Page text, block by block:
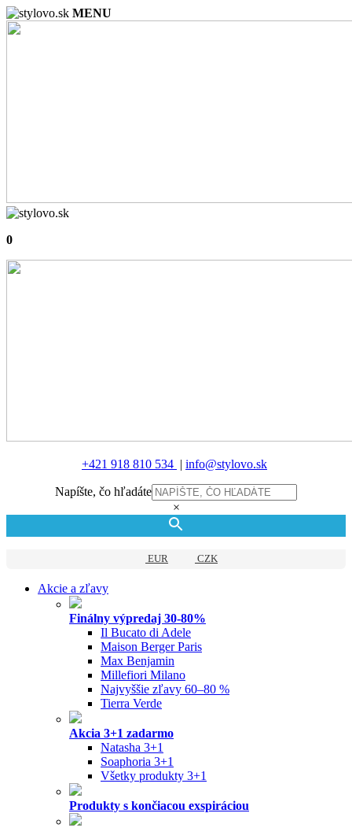
MENU
0
+421 918 810 534 | info@stylovo.sk
Napíšte, čo hľadáte
×
EUR CZK
Akcie a zľavy
Finálny výpredaj 30-80%
Il Bucato di Adele
Maison Berger Paris
Max Benjamin
Millefiori Milano
Najvyššie zľavy 60–80 %
Tierra Verde
Akcia 3+1 zadarmo
Natasha 3+1
Soaphoria 3+1
Všetky produkty 3+1
Produkty s končiacou exspiráciou